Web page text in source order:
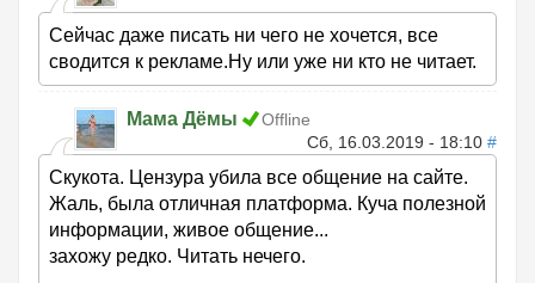
Сейчас даже писать ни чего не хочется, все
сводится к рекламе.Ну или уже ни кто не читает.
Мама Дёмы
Offline
Сб, 16.03.2019 - 18:10 #
Скукота. Цензура убила все общение на сайте.
Жаль, была отличная платформа. Куча полезной
информации, живое общение...
захожу редко. Читать нечего.